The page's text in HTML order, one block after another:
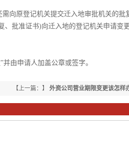
向原登记机关提交迁入地审批机关的批
批准证书)向迁入地的登记机关申请变
由申请人加盖公章或签字。
【上一篇：】 外资公司营业期限变更该怎样